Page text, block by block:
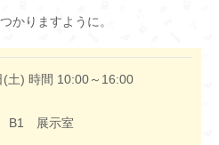
かりますように。
土) 時間 10:00～16:00
B1 展示室